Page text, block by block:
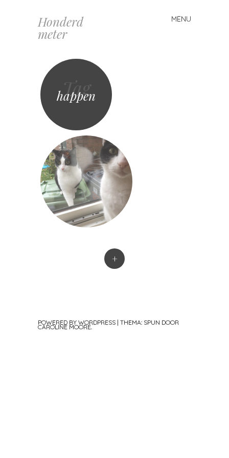
Honderd
meter
MENU
Spring
naar
Tag
happen
+
POWERED BY WORDPRESS | THEMA: SPUN DOOR
CAROLINE MOORE